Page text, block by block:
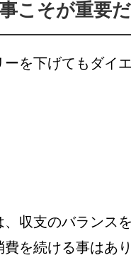
こそが重要
を下げてもダイ
収支のバランス
を続ける事はあ